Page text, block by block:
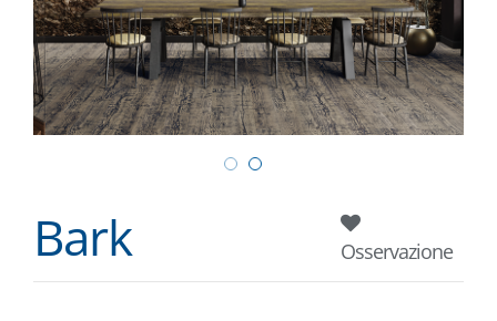
Bark Osservazione